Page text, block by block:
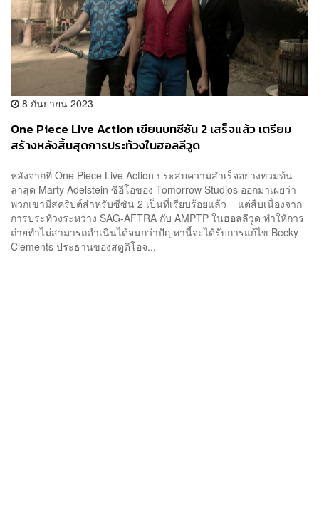
8 กันยายน 2023
One Piece Live Action เขียนบทซีซัน 2 เสร็จแล้ว เตรียม
สร้างหลังสิ้นสุดการประท้วงในฮอลลีวูด
หลังจากที่ One Piece Live Action ประสบความสำเร็จอย่างท่วมท้น
ล่าสุด Marty Adelstein ซีอีโอของ Tomorrow Studios ออกมาเผยว่า
พวกเขามีสคริปต์สำหรับซีซัน 2 เป็นที่เรียบร้อยแล้ว แต่สืบเนื่องจาก
การประท้วงระหว่าง SAG-AFTRA กับ AMPTP ในฮอลลีวูด ทำให้การ
ถ่ายทำไม่สามารถดำเนินได้จนกว่าปัญหานี้จะได้รับการแก้ไข Becky
Clements ประธานของสตูดิโอจ...